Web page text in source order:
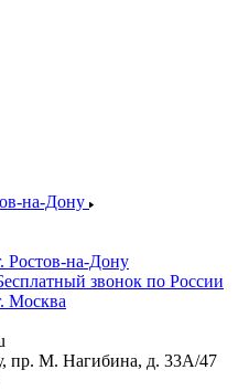
на-Дону
Ростов-на-Дону
звонок по России
Москва
пр. М. Нагибина, д. 33А/47